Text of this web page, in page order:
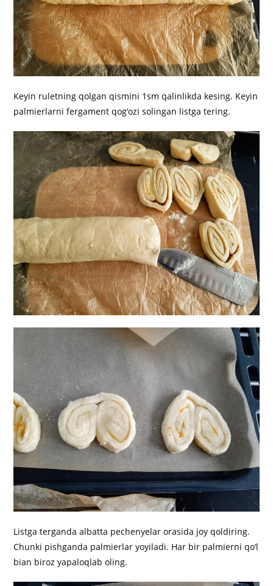
Keyin ruletning qolgan qismini 1sm qalinlikda kesing. Keyin
palmierlarni fergament qog‘ozi solingan listga tering.
Listga terganda albatta pechenyelar orasida joy qoldiring.
Chunki pishganda palmierlar yoyiladi. Har bir palmierni qo‘l
bian biroz yapaloqlab oling.